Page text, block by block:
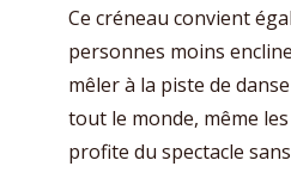
Ce créneau convient
personnes moins
mêler à la piste de
tout le monde, même
profite du spectacle